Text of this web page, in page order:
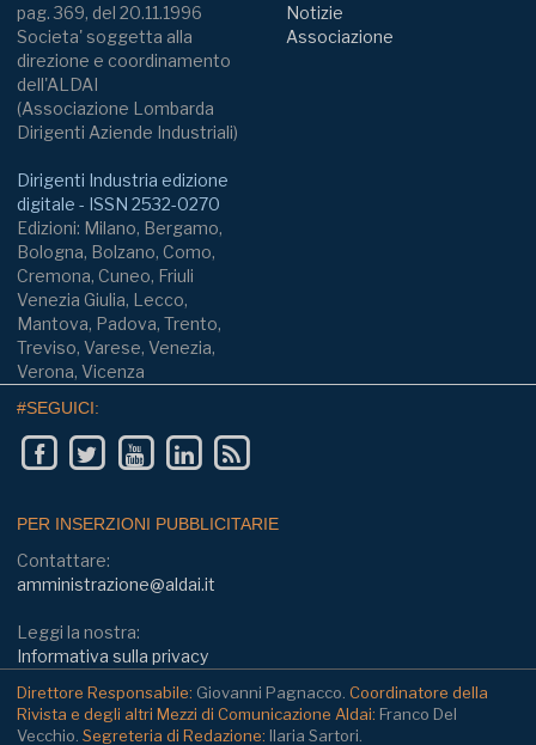
pag. 369, del 20.11.1996
Societa' soggetta alla
direzione e coordinamento
dell'ALDAI
(Associazione Lombarda
Dirigenti Aziende Industriali)
Dirigenti Industria edizione
digitale - ISSN 2532-0270
Edizioni: Milano, Bergamo,
Bologna, Bolzano, Como,
Cremona, Cuneo, Friuli
Venezia Giulia, Lecco,
Mantova, Padova, Trento,
Treviso, Varese, Venezia,
Verona, Vicenza
Notizie
Associazione
#SEGUICI:
PER INSERZIONI PUBBLICITARIE
Contattare:
amministrazione@aldai.it
Leggi la nostra:
Informativa sulla privacy
Direttore Responsabile: Giovanni Pagnacco. Coordinatore della
Rivista e degli altri Mezzi di Comunicazione Aldai: Franco Del
Vecchio. Segreteria di Redazione: Ilaria Sartori.